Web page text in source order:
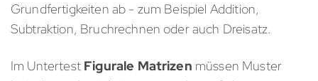
Grundfertigkeiten ab - zum Beispiel Addition,
Subtraktion, Bruchrechnen oder auch Dreisatz.
Im Untertest Figurale Matrizen müssen Muster